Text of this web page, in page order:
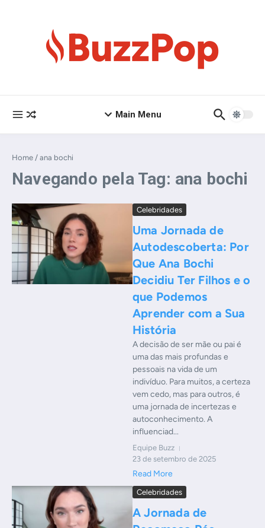
Main Menu
Home / ana bochi
Navegando pela Tag: ana bochi
Celebridades
Uma Jornada de
Autodescoberta: Por
Que Ana Bochi
Decidiu Ter Filhos e o
que Podemos
Aprender com a Sua
História
A decisão de ser mãe ou pai é
uma das mais profundas e
pessoais na vida de um
indivíduo. Para muitos, a certeza
vem cedo, mas para outros, é
uma jornada de incertezas e
autoconhecimento. A
influenciad...
Equipe Buzz
23 de setembro de 2025
Read More
Celebridades
A Jornada de